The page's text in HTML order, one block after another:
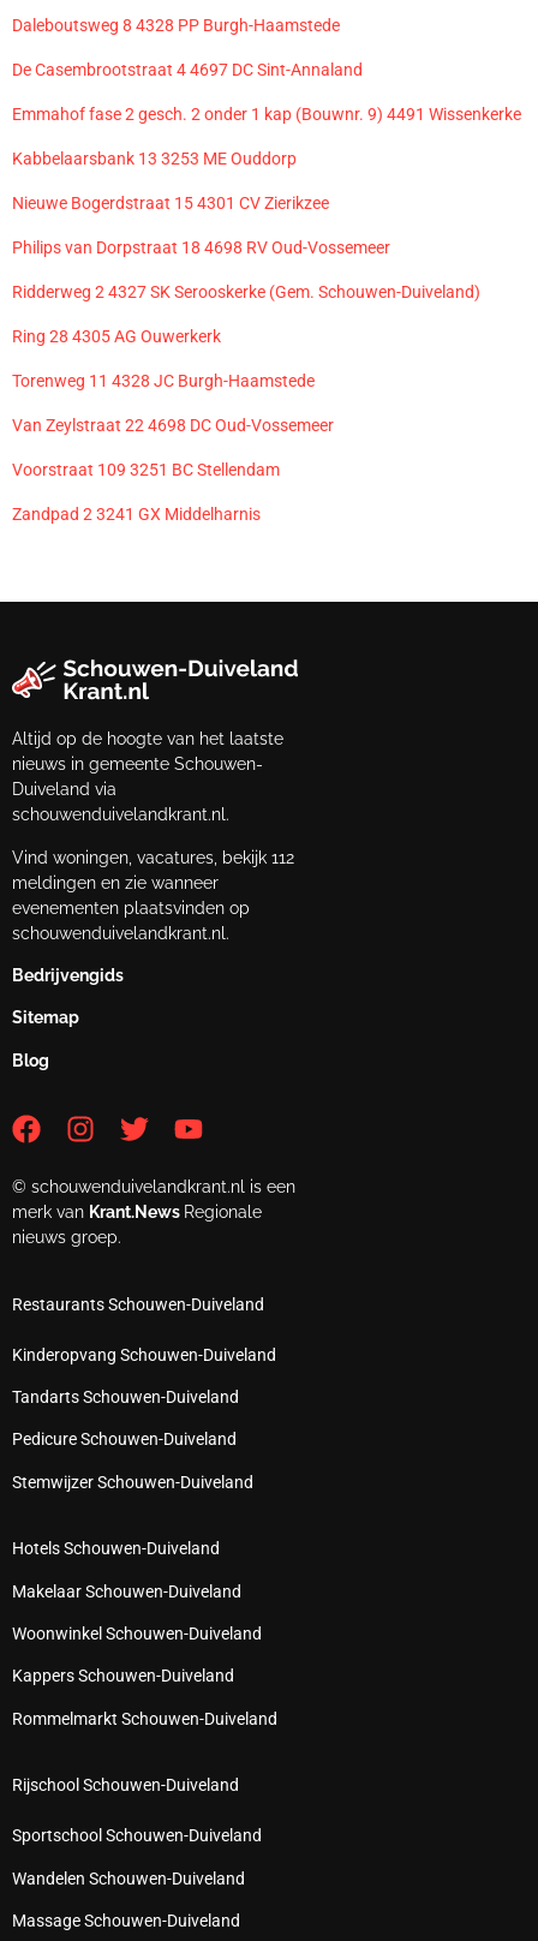
Daleboutsweg 8 4328 PP Burgh-Haamstede
De Casembrootstraat 4 4697 DC Sint-Annaland
Emmahof fase 2 gesch. 2 onder 1 kap (Bouwnr. 9) 4491 Wissenkerke
Kabbelaarsbank 13 3253 ME Ouddorp
Nieuwe Bogerdstraat 15 4301 CV Zierikzee
Philips van Dorpstraat 18 4698 RV Oud-Vossemeer
Ridderweg 2 4327 SK Serooskerke (Gem. Schouwen-Duiveland)
Ring 28 4305 AG Ouwerkerk
Torenweg 11 4328 JC Burgh-Haamstede
Van Zeylstraat 22 4698 DC Oud-Vossemeer
Voorstraat 109 3251 BC Stellendam
Zandpad 2 3241 GX Middelharnis
Altijd op de hoogte van het laatste
nieuws in gemeente Schouwen-
Duiveland via
schouwenduivelandkrant.nl.
Vind woningen, vacatures, bekijk 112
meldingen en zie wanneer
evenementen plaatsvinden op
schouwenduivelandkrant.nl.
Bedrijvengids
Sitemap
Blog
© schouwenduivelandkrant.nl is een
merk van Krant.News Regionale
nieuws groep.
Restaurants Schouwen-Duiveland
Kinderopvang Schouwen-Duiveland
Tandarts Schouwen-Duiveland
Pedicure Schouwen-Duiveland
Stemwijzer Schouwen-Duiveland
Hotels Schouwen-Duiveland
Makelaar Schouwen-Duiveland
Woonwinkel Schouwen-Duiveland
Kappers Schouwen-Duiveland
Rommelmarkt Schouwen-Duiveland
Rijschool Schouwen-Duiveland
Sportschool Schouwen-Duiveland
Wandelen Schouwen-Duiveland
Massage Schouwen-Duiveland